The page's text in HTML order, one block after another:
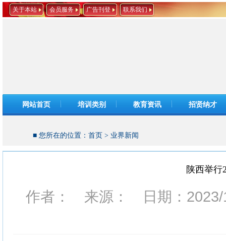
关于本站 会员服务 广告刊登 联系我们
网站首页 培训类别 教育资讯 招贤纳才
■ 您所在的位置： 首页 > 业界新闻
陕西举行
作者： 来源： 日期：2023/